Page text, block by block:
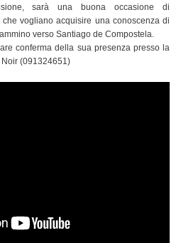
sarà una buona occasione di
vogliano acquisire una conoscenza di
verso Santiago de Compostela.
conferma della sua presenza presso la
(091324651)